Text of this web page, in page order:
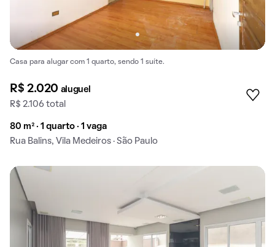
Casa para alugar com 1 quarto, sendo 1 suíte.
R$ 2.020 aluguel
R$ 2.106 total
80 m² · 1 quarto · 1 vaga
Rua Balins, Vila Medeiros · São Paulo